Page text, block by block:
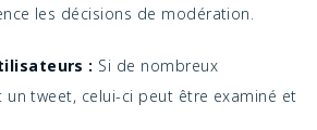
les décisions de modération.
: Si de nombreux
un tweet, celui-ci peut être examiné et